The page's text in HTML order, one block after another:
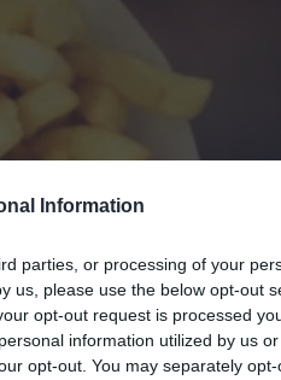
Information
parties, or processing of your
us, please use the below opt-out
opt-out request is processed
information utilized by us
opt-out. You may separately